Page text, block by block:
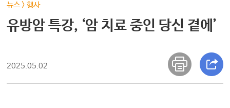
뉴스 >행사
유방암 특강, ‘암 치료 중인 당신 곁에’
2025.05.02